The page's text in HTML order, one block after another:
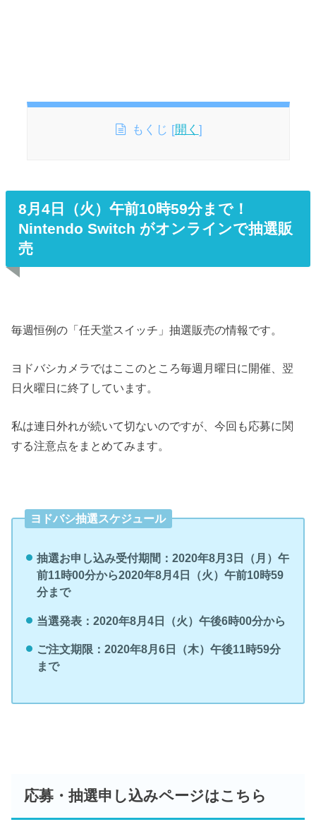
もくじ [開く ]
8月4日（火）午前10時59分まで！
Nintendo Switch がオンラインで抽選販
売
毎週恒例の「任天堂スイッチ」抽選販売の情報です。
ヨドバシカメラではここのところ毎週月曜日に開催、翌
日火曜日に終了しています。
私は連日外れが続いて切ないのですが、今回も応募に関
する注意点をまとめてみます。
ヨドバシ抽選スケジュール
抽選お申し込み受付期間：2020年8月3日（月）午
前11時00分から2020年8月4日（火）午前10時59
分まで
当選発表：2020年8月4日（火）午後6時00分から
ご注文期限：2020年8月6日（木）午後11時59分
まで
応募・抽選申し込みページはこちら